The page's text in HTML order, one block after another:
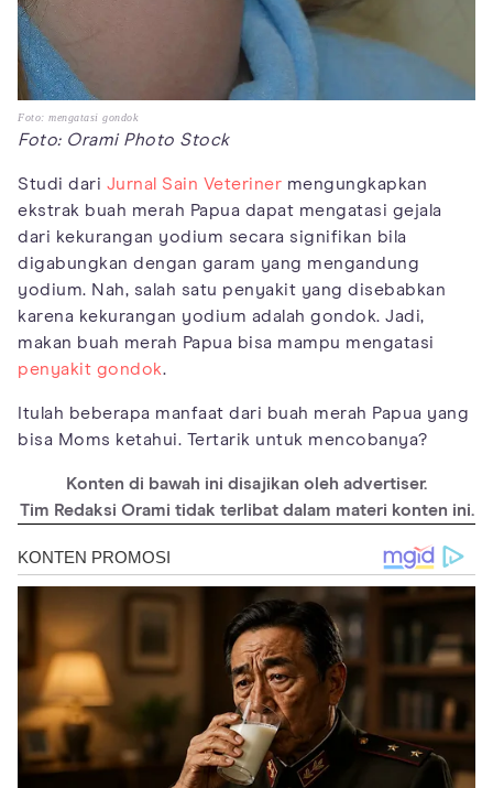
Foto: mengatasi gondok
Foto: Orami Photo Stock
Studi dari Jurnal Sain Veteriner mengungkapkan
ekstrak buah merah Papua dapat mengatasi gejala
dari kekurangan yodium secara signifikan bila
digabungkan dengan garam yang mengandung
yodium. Nah, salah satu penyakit yang disebabkan
karena kekurangan yodium adalah gondok. Jadi,
makan buah merah Papua bisa mampu mengatasi
penyakit gondok.
Itulah beberapa manfaat dari buah merah Papua yang
bisa Moms ketahui. Tertarik untuk mencobanya?
Konten di bawah ini disajikan oleh advertiser.
Tim Redaksi Orami tidak terlibat dalam materi konten ini.